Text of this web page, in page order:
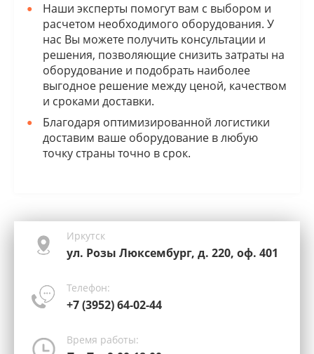
Наши эксперты помогут вам с выбором и
расчетом необходимого оборудования. У
нас Вы можете получить консультации и
решения, позволяющие снизить затраты на
оборудование и подобрать наиболее
выгодное решение между ценой, качеством
и сроками доставки.
Благодаря оптимизированной логистики
доставим ваше оборудование в любую
точку страны точно в срок.
Иркутск
ул. Розы Люксембург, д. 220, оф. 401
Телефон:
+7 (3952) 64-02-44
Время работы: